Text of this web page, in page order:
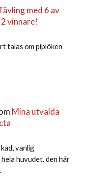
med 6 av
vinnare!
talas om piplöken
Mina utvalda
vanlig
huvudet. den här